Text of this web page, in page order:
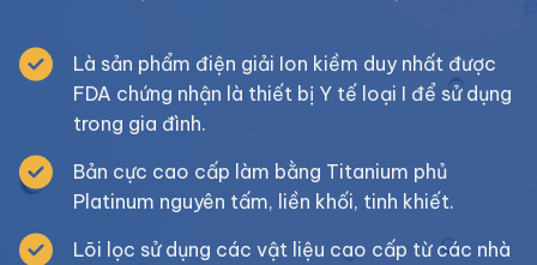
Là sản phẩm điện giải Ion kiềm duy nhất được
FDA chứng nhận là thiết bị Y tế loại I để sử dụng
trong gia đình.
Bản cực cao cấp làm bằng Titanium phủ
Platinum nguyên tấm, liền khối, tinh khiết.
Lõi lọc sử dụng các vật liệu cao cấp từ các nhà